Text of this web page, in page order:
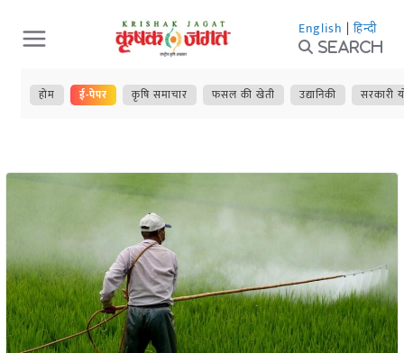
Skip
to
content
English | हिन्दी
Search
होम ई-पेपर कृषि समाचार फसल की खेती उद्यानिकी सरकारी